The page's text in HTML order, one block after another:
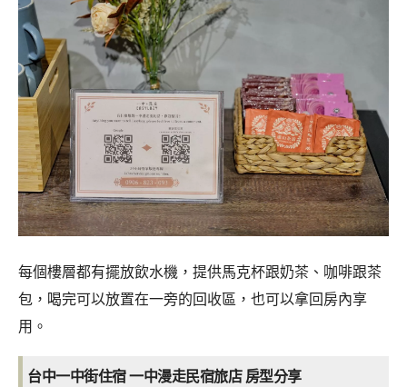
每個樓層都有擺放飲水機，提供馬克杯跟奶茶、咖啡跟茶
包，喝完可以放置在一旁的回收區，也可以拿回房內享
用。
台中一中街住宿 一中漫走民宿旅店 房型分享